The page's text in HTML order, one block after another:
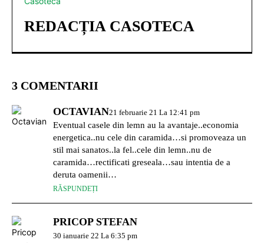
REDACȚIA CASOTECA
3 COMENTARII
OCTAVIAN21 februarie 21 La 12:41 pm
Eventual casele din lemn au la avantaje..economia
energetica..nu cele din caramida…si promoveaza un
stil mai sanatos..la fel..cele din lemn..nu de
caramida…rectificati greseala…sau intentia de a
deruta oamenii…
RĂSPUNDEȚI
PRICOP STEFAN
30 ianuarie 22 La 6:35 pm